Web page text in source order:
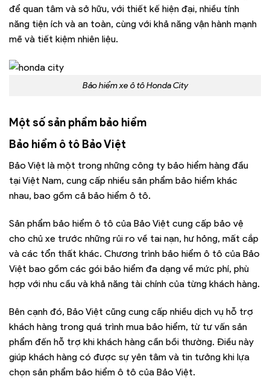
để quan tâm và sở hữu, với thiết kế hiện đại, nhiều tính
năng tiện ích và an toàn, cùng với khả năng vận hành mạnh
mẽ và tiết kiệm nhiên liệu.
Bảo hiểm xe ô tô Honda City
Một số sản phẩm bảo hiểm
Bảo hiểm ô tô Bảo Việt
Bảo Việt là một trong những công ty bảo hiểm hàng đầu
tại Việt Nam, cung cấp nhiều sản phẩm bảo hiểm khác
nhau, bao gồm cả bảo hiểm ô tô.
Sản phẩm bảo hiểm ô tô của Bảo Việt cung cấp bảo vệ
cho chủ xe trước những rủi ro về tai nạn, hư hỏng, mất cắp
và các tổn thất khác. Chương trình bảo hiểm ô tô của Bảo
Việt bao gồm các gói bảo hiểm đa dạng về mức phí, phù
hợp với nhu cầu và khả năng tài chính của từng khách hàng.
Bên cạnh đó, Bảo Việt cũng cung cấp nhiều dịch vụ hỗ trợ
khách hàng trong quá trình mua bảo hiểm, từ tư vấn sản
phẩm đến hỗ trợ khi khách hàng cần bồi thường. Điều này
giúp khách hàng có được sự yên tâm và tin tưởng khi lựa
chọn sản phẩm bảo hiểm ô tô của Bảo Việt.